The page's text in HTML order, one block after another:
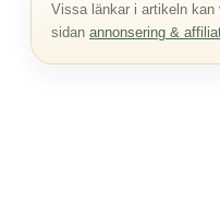
Vissa länkar i artikeln kan
sidan annonsering &